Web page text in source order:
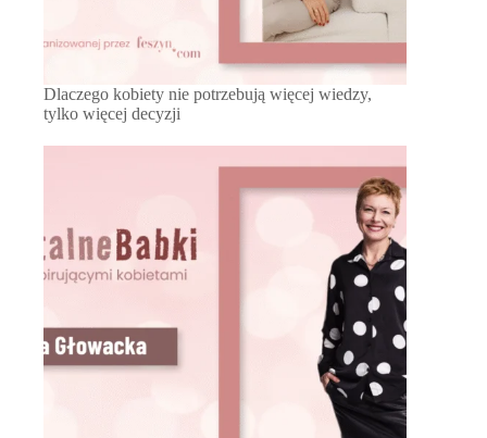
Dlaczego kobiety nie potrzebują więcej wiedzy,
tylko więcej decyzji